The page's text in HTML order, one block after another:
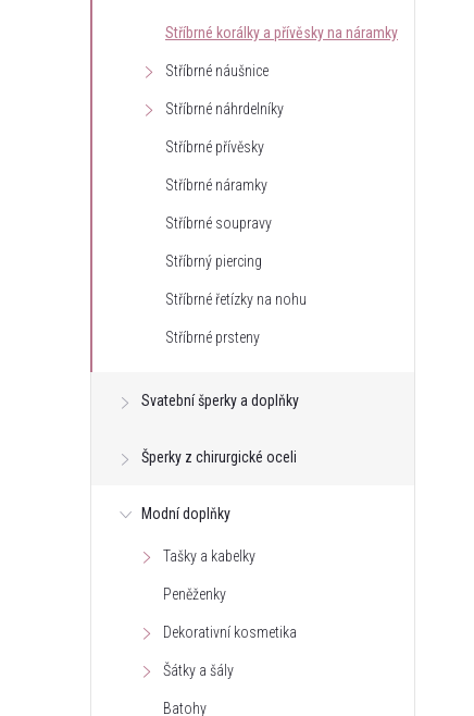
Stříbrné korálky a přívěsky na náramky
Stříbrné náušnice
Stříbrné náhrdelníky
Stříbrné přívěsky
Stříbrné náramky
Stříbrné soupravy
Stříbrný piercing
Stříbrné řetízky na nohu
Stříbrné prsteny
Svatební šperky a doplňky
Šperky z chirurgické oceli
Modní doplňky
Tašky a kabelky
Peněženky
Dekorativní kosmetika
Šátky a šály
Batohy